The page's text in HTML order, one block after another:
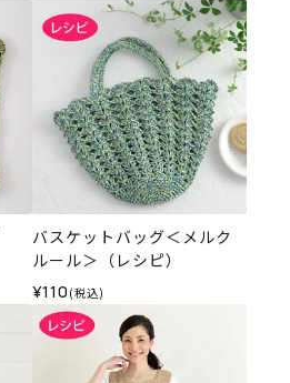
バスケットバッグ＜メルク
ルール＞（レシピ）
¥110 (税込)